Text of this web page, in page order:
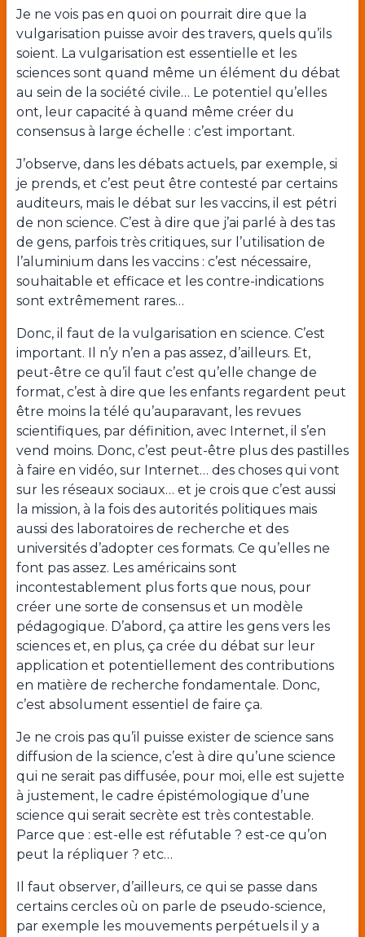
Je ne vois pas en quoi on pourrait dire que la
vulgarisation puisse avoir des travers, quels qu’ils
soient. La vulgarisation est essentielle et les
sciences sont quand même un élément du débat
au sein de la société civile… Le potentiel qu’elles
ont, leur capacité à quand même créer du
consensus à large échelle : c’est important.
J’observe, dans les débats actuels, par exemple, si
je prends, et c’est peut être contesté par certains
auditeurs, mais le débat sur les vaccins, il est pétri
de non science. C’est à dire que j’ai parlé à des tas
de gens, parfois très critiques, sur l’utilisation de
l’aluminium dans les vaccins : c’est nécessaire,
souhaitable et efficace et les contre-indications
sont extrêmement rares…
Donc, il faut de la vulgarisation en science. C’est
important. Il n’y n’en a pas assez, d’ailleurs. Et,
peut-être ce qu’il faut c’est qu’elle change de
format, c’est à dire que les enfants regardent peut
être moins la télé qu’auparavant, les revues
scientifiques, par définition, avec Internet, il s’en
vend moins. Donc, c’est peut-être plus des pastilles
à faire en vidéo, sur Internet… des choses qui vont
sur les réseaux sociaux… et je crois que c’est aussi
la mission, à la fois des autorités politiques mais
aussi des laboratoires de recherche et des
universités d’adopter ces formats. Ce qu’elles ne
font pas assez. Les américains sont
incontestablement plus forts que nous, pour
créer une sorte de consensus et un modèle
pédagogique. D’abord, ça attire les gens vers les
sciences et, en plus, ça crée du débat sur leur
application et potentiellement des contributions
en matière de recherche fondamentale. Donc,
c’est absolument essentiel de faire ça.
Je ne crois pas qu’il puisse exister de science sans
diffusion de la science, c’est à dire qu’une science
qui ne serait pas diffusée, pour moi, elle est sujette
à justement, le cadre épistémologique d’une
science qui serait secrète est très contestable.
Parce que : est-elle est réfutable ? est-ce qu’on
peut la répliquer ? etc…
Il faut observer, d’ailleurs, ce qui se passe dans
certains cercles où on parle de pseudo-science,
par exemple les mouvements perpétuels il y a